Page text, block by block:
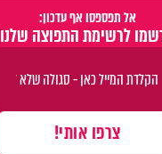
אל תפספסו אף עדכון:
לרשימת התפוצה שלנו